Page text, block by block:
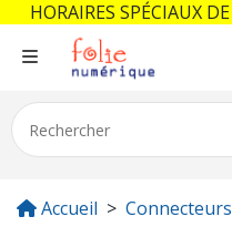
Accueil Connecteurs
HORAIRES SPÉCIAUX DE